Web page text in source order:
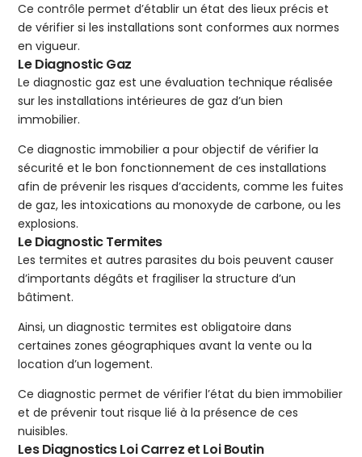
Ce contrôle permet d’établir un état des lieux précis et
de vérifier si les installations sont conformes aux normes
en vigueur.
Le Diagnostic Gaz
Le diagnostic gaz est une évaluation technique réalisée
sur les installations intérieures de gaz d’un bien
immobilier.
Ce diagnostic immobilier a pour objectif de vérifier la
sécurité et le bon fonctionnement de ces installations
afin de prévenir les risques d’accidents, comme les fuites
de gaz, les intoxications au monoxyde de carbone, ou les
explosions.
Le Diagnostic Termites
Les termites et autres parasites du bois peuvent causer
d’importants dégâts et fragiliser la structure d’un
bâtiment.
Ainsi, un diagnostic termites est obligatoire dans
certaines zones géographiques avant la vente ou la
location d’un logement.
Ce diagnostic permet de vérifier l’état du bien immobilier
et de prévenir tout risque lié à la présence de ces
nuisibles.
Les Diagnostics Loi Carrez et Loi Boutin